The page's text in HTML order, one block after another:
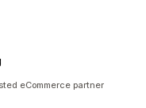
eCommerce partner